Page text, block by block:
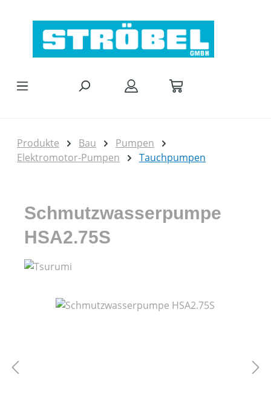
Produkte Bau
Pumpen
Elektromotor-Pumpen
Tauchpumpen
Schmutzwasserpumpe
HSA2.75S
Bildergalerie überspringen